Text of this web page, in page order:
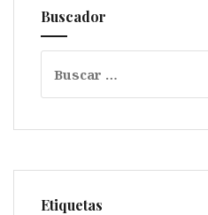
Buscador
Etiquetas